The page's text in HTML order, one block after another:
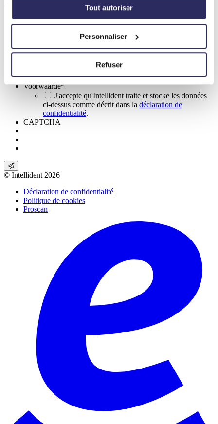
Tout autoriser
Personnaliser
Refuser
Inscrivez-vous pour la newsletter!
Je veux rester informé.
Voorwaarde*
J'accepte qu'Intellident traite et stocke les données
ci-dessus comme décrit dans la déclaration de
confidentialité.
CAPTCHA
© Intellident 2026
Déclaration de confidentialité
Politique de cookies
Proscan